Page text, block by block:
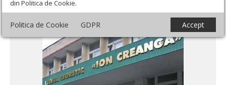
din Politica de Cookie.
Politica de Cookie GDPR Accept
Chişinău“